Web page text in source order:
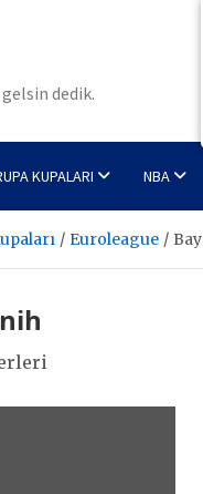
dedik.
KUPALARI NBA
Euroleague